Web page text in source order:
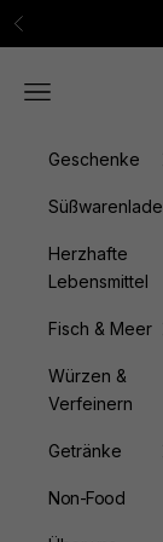
Zum Inhalt springen
Zurück
Menü
Geschenke
Herzhafte
Lebensmittel
Fisch & Meer
Würzen &
Verfeinern
Getränke
Non-Food